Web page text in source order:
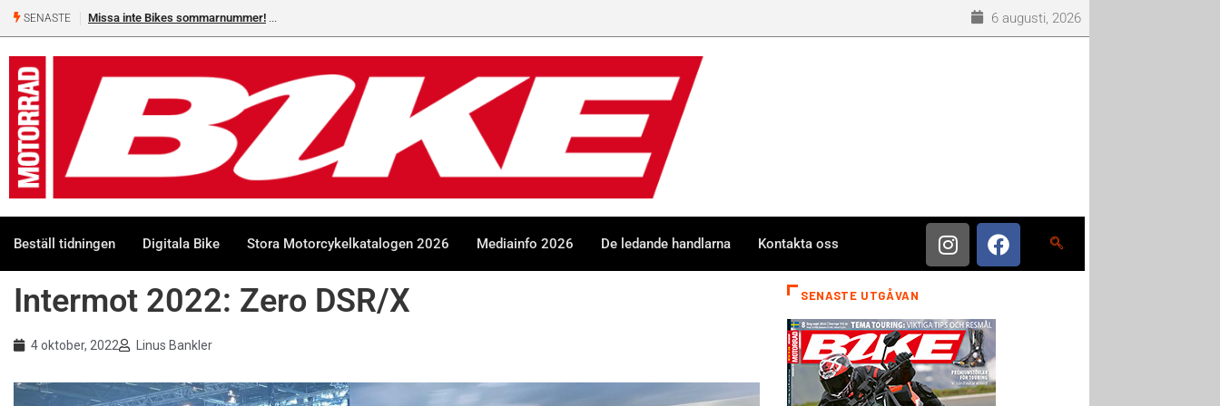
SENASTE Shelby Turner, klar för GGN 6 augusti, 2026
Beställ tidningen Digitala Bike Stora Motorcykelkatalogen 2026 Mediainfo 2026 De ledande handlarna Kontakta oss
Intermot 2022: Zero DSR/X
4 oktober, 2022 Linus Bankler
SENASTE UTGÅVAN